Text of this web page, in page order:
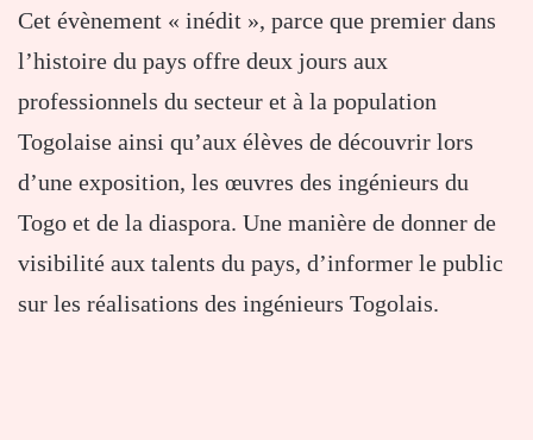
Cet évènement « inédit », parce que premier dans
l’histoire du pays offre deux jours aux
professionnels du secteur et à la population
Togolaise ainsi qu’aux élèves de découvrir lors
d’une exposition, les œuvres des ingénieurs du
Togo et de la diaspora. Une manière de donner de
visibilité aux talents du pays, d’informer le public
sur les réalisations des ingénieurs Togolais.